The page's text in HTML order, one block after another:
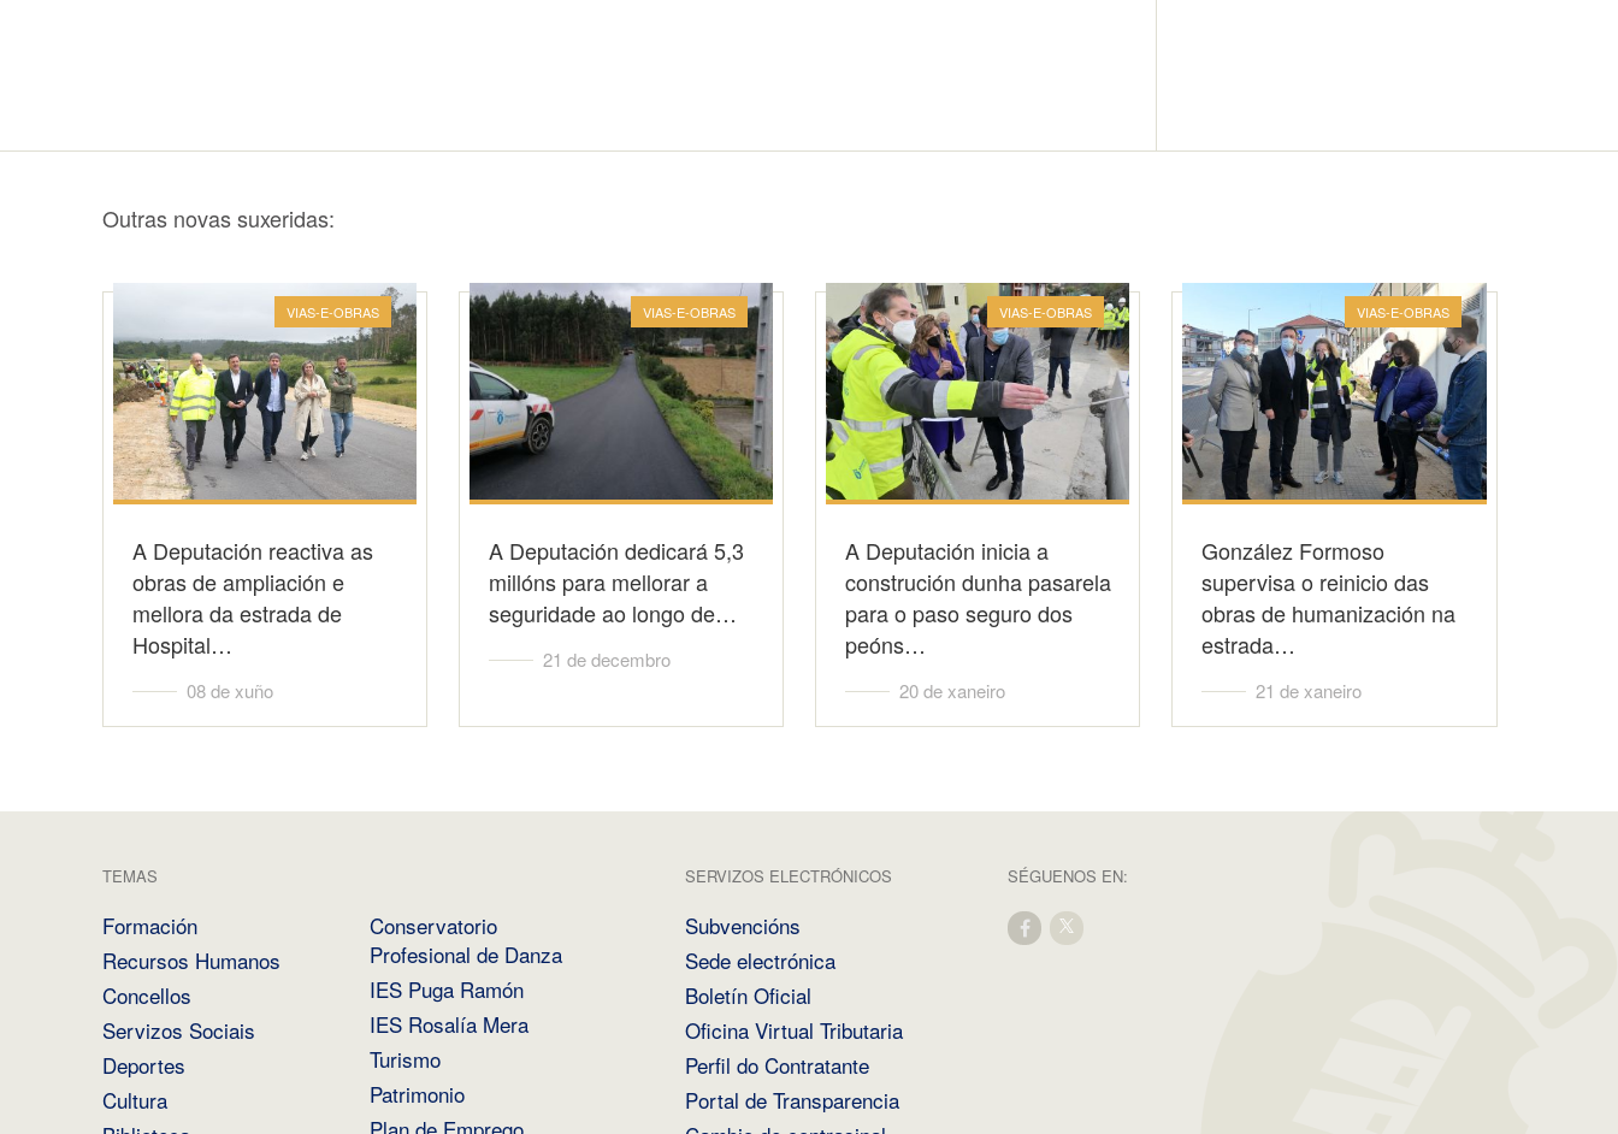
Outras novas suxeridas:
VIAS-E-OBRAS
A Deputación reactiva as
obras de ampliación e
mellora da estrada de
Hospital…
08 de xuño
VIAS-E-OBRAS
A Deputación dedicará 5,3
millóns para mellorar a
seguridade ao longo de…
21 de decembro
VIAS-E-OBRAS
A Deputación inicia a
construción dunha pasarela
para o paso seguro dos
peóns…
20 de xaneiro
VIAS-E-OBRAS
González Formoso
supervisa o reinicio das
obras de humanización na
estrada…
21 de xaneiro
TEMAS
Formación
Recursos Humanos
Concellos
Servizos Sociais
Deportes
Cultura
Conservatorio
Profesional de Danza
IES Puga Ramón
IES Rosalía Mera
Turismo
Patrimonio
SERVIZOS ELECTRÓNICOS
Subvencións
Sede electrónica
Boletín Oficial
Oficina Virtual Tributaria
Perfil do Contratante
Portal de Transparencia
SÉGUENOS EN: